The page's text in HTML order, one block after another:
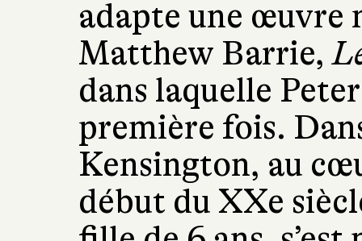
adapte une œuvre
Matthew Barrie,
dans laquelle
première fois.
Kensington, au
début du XXe